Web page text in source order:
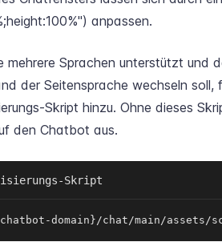
anpassen.
mehrere Sprachen unterstützt und
der Seitensprache wechseln soll,
Skript hinzu. Ohne dieses
den Chatbot aus.
Skript
domain}/chat/main/assets/